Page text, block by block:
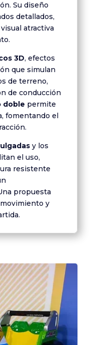
Su diseño
detallados,
atractiva
3D, efectos
que simulan
de terreno,
de conducción
doble permite
fomentando el
y los
el uso,
resistente
propuesta
y